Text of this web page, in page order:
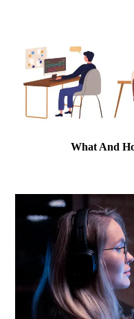
What And